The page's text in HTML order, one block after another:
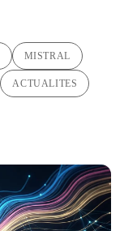
MISTRAL
ACTUALITES